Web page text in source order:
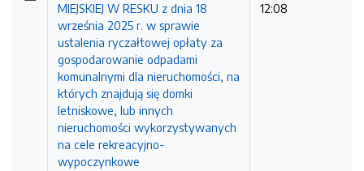
MIEJSKIEJ W RESKU z dnia 18
września 2025 r. w sprawie
ustalenia ryczałtowej opłaty za
gospodarowanie odpadami
komunalnymi dla nieruchomości, na
których znajdują się domki
letniskowe, lub innych
nieruchomości wykorzystywanych
na cele rekreacyjno-
wypoczynkowe
12:08